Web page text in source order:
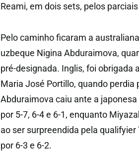
Reami, em dois sets, pelos
Pelo caminho ficaram a
uzbeque Nigina Abduraimova,
pré-designada. Inglis, foi obrigada
Maria José Portillo, quando perdia
Abduraimova caiu ante a
por 5-7, 6-4 e 6-1, enquanto
ao ser surpreendida pela
por 6-3 e 6-2.